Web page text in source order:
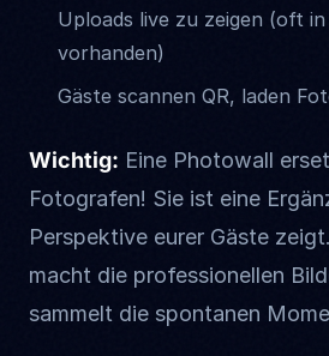
Uploads live zu zeigen (oft
vorhanden)
Gäste scannen QR, laden
Wichtig: Eine Photowall
Fotografen! Sie ist eine
Perspektive eurer Gäste
macht die professionellen
sammelt die spontanen